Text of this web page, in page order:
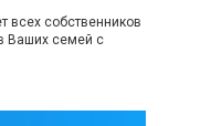
всех собственников
Ваших семей с